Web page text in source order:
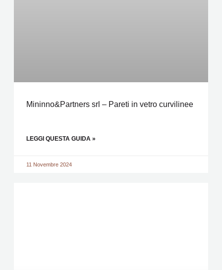
Mininno&Partners srl – Pareti in vetro curvilinee
LEGGI QUESTA GUIDA »
11 Novembre 2024